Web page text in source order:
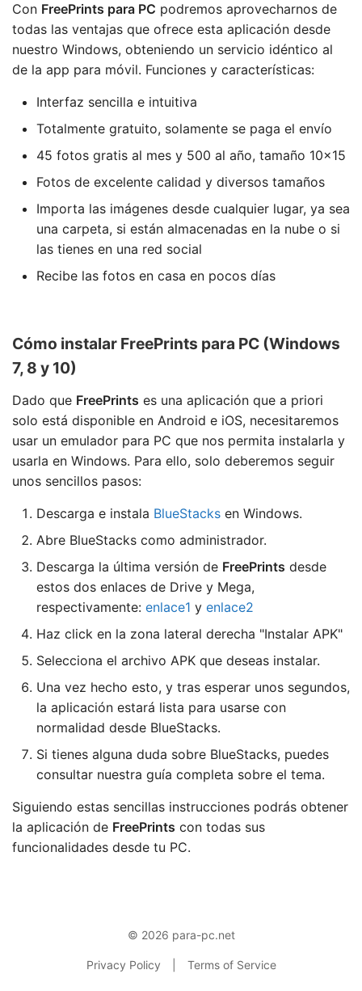
Con FreePrints para PC podremos aprovecharnos de
todas las ventajas que ofrece esta aplicación desde
nuestro Windows, obteniendo un servicio idéntico al
de la app para móvil. Funciones y características:
Interfaz sencilla e intuitiva
Totalmente gratuito, solamente se paga el envío
45 fotos gratis al mes y 500 al año, tamaño 10x15
Fotos de excelente calidad y diversos tamaños
Importa las imágenes desde cualquier lugar, ya sea
una carpeta, si están almacenadas en la nube o si
las tienes en una red social
Recibe las fotos en casa en pocos días
Cómo instalar FreePrints para PC (Windows
7, 8 y 10)
Dado que FreePrints es una aplicación que a priori
solo está disponible en Android e iOS, necesitaremos
usar un emulador para PC que nos permita instalarla y
usarla en Windows. Para ello, solo deberemos seguir
unos sencillos pasos:
Descarga e instala BlueStacks en Windows.
Abre BlueStacks como administrador.
Descarga la última versión de FreePrints desde
estos dos enlaces de Drive y Mega,
respectivamente: enlace1 y enlace2
Haz click en la zona lateral derecha "Instalar APK"
Selecciona el archivo APK que deseas instalar.
Una vez hecho esto, y tras esperar unos segundos,
la aplicación estará lista para usarse con
normalidad desde BlueStacks.
Si tienes alguna duda sobre BlueStacks, puedes
consultar nuestra guía completa sobre el tema.
Siguiendo estas sencillas instrucciones podrás obtener
la aplicación de FreePrints con todas sus
funcionalidades desde tu PC.
© 2026 para-pc.net
Privacy Policy Terms of Service